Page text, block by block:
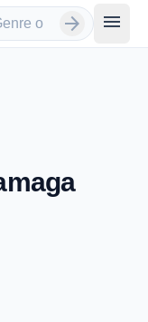
arrow_forward menu